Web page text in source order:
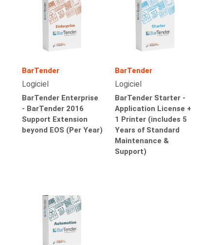
BarTender
Logiciel
BarTender Enterprise
- BarTender 2016
Support Extension
beyond EOS (Per Year)
BarTender
Logiciel
BarTender Starter -
Application License +
1 Printer (includes 5
Years of Standard
Maintenance &
Support)